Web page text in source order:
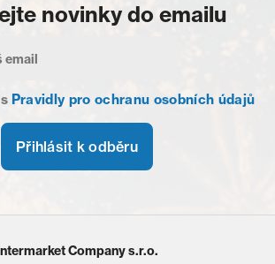
novinky do emailu
Pravidly pro ochranu osobních údajů
Přihlásit k odběru
Company s.r.o.